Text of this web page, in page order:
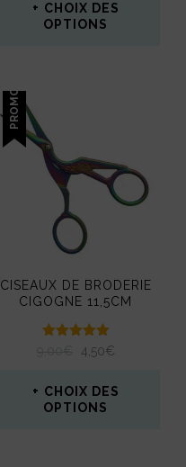
CHOIX DES
OPTIONS
variations.
options
être
choisies
sur
la
page
PROMO !
CISEAUX DE BRODERIE
CIGOGNE 11,5CM
NoteLE
INITIAL
ÉTAIT :
4,50€LE
ACTUEL
CHOIX DES
OPTIONS